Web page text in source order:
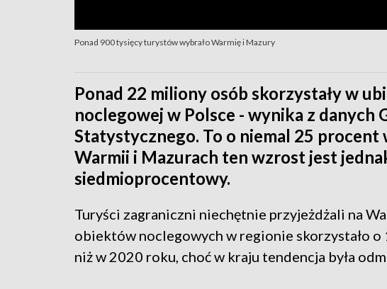
Ponad 900 tysięcy turystów wybrało Warmię i Mazury
Ponad 22 miliony osób skorzystały w
noclegowej w Polsce - wynika z danych
Statystycznego. To o niemal 25 procent
Warmii i Mazurach ten wzrost jest
siedmioprocentowy.
Turyści zagraniczni niechętnie przyjeżdżali na
obiektów noclegowych w regionie skorzystało
niż w 2020 roku, choć w kraju tendencja była